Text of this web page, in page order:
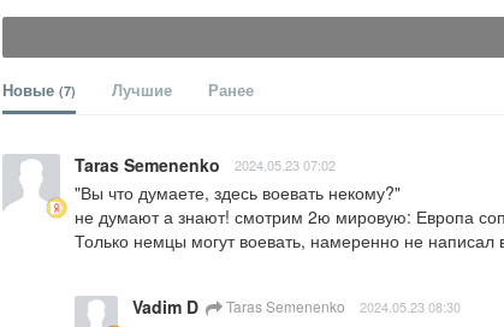
Новые (7) Лучшие Ранее
Taras Semenenko 2024.05.23 07:02
"Вы что думаете, здесь воевать некому?"
не думают а знают! смотрим 2ю мировую: Европа
Только немцы могут воевать, намеренно не
Vadim D Taras Semenenko 2024.05.23 08:30